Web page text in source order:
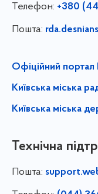
Телефон: +380
Пошта:
Офіційний портал
Київська міська
Київська міська
Технічна
Пошта: